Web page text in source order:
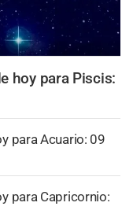
hoy para Piscis:
para Acuario: 09
para Capricornio: